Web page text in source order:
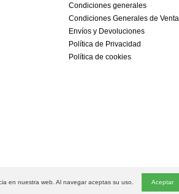
Condiciones generales
Condiciones Generales de Venta
Envíos y Devoluciones
Política de Privacidad
Política de cookies
Mayoristas de artículos eróticos
en nuestra web. Al navegar aceptas su uso.